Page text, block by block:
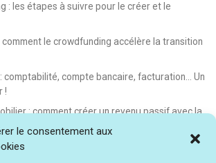
le consentement aux
: les étapes à suivre pour le créer et le
comment le crowdfunding accélère la transition
compte bancaire, facturation… Un
!
: comment créer un revenu passif avec la
LMS gratuits et payants pour créer et